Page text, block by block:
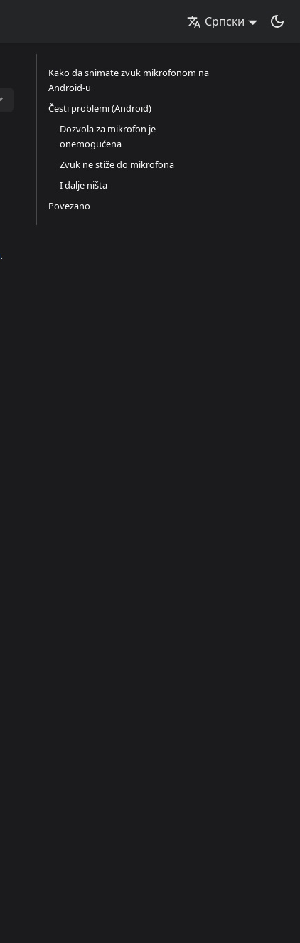
Српски
.
Kako da snimate zvuk mikrofonom na
Android-u
Česti problemi (Android)
Dozvola za mikrofon je
onemogućena
Zvuk ne stiže do mikrofona
I dalje ništa
Povezano